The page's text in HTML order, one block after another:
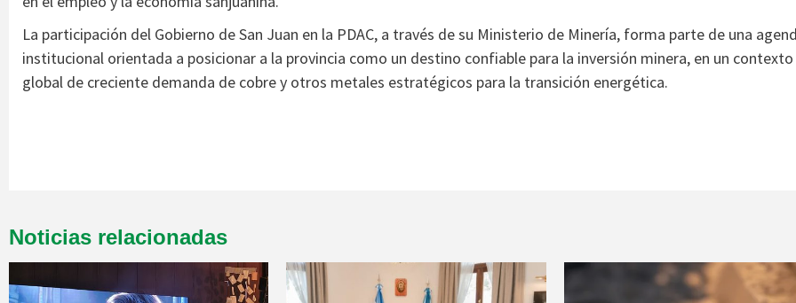
La participación del Gobierno de San Juan en la PDAC, a través de su Ministerio de Minería, forma parte de una
institucional orientada a posicionar a la provincia como un destino confiable para la inversión minera, en un contexto
global de creciente demanda de cobre y otros metales estratégicos para la transición energética.
Noticias relacionadas